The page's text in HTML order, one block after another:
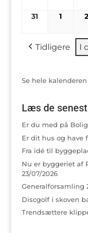
31 31/08/2026
1 01/09/2
Tidligere I
Se hele
Læs de
Er du med på
Er dit hus og have
Fra idé til
Nu er byggeriet af
23/07/2026
Generalforsamling
Discgolf i skoven
Trendsættere